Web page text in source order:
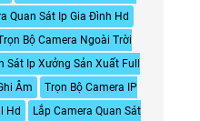
Quan Sát Ip Gia Đình Hd
Bộ Camera Ngoài Trời
Sát Ip Xưởng Sản Xuất Full
Âm
Trọn Bộ Camera IP
Hd
Lắp Camera Quan Sát